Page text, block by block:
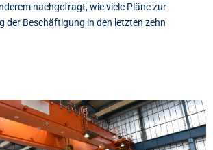
nachgefragt, wie viele Pläne zur
der Beschäftigung in den letzten zehn